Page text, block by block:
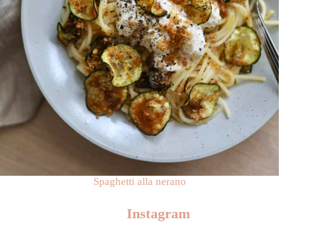
Spaghetti alla nerano
Instagram